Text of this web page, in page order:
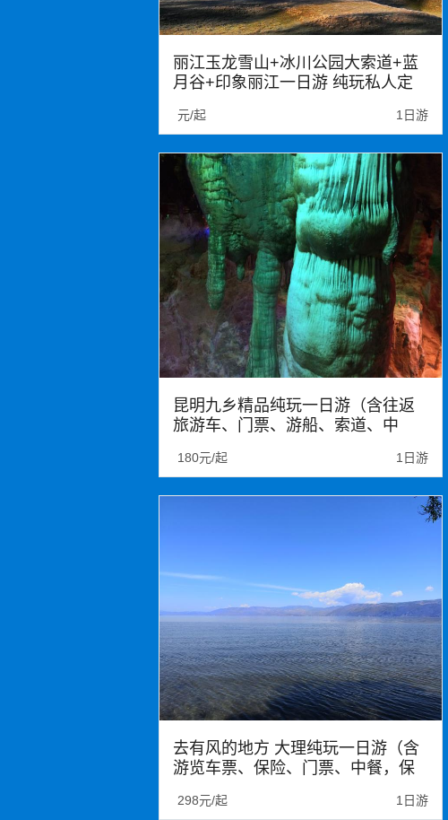
丽江玉龙雪山+冰川公园大索道+蓝
月谷+印象丽江一日游 纯玩私人定
元/起 1日游
玉龙雪山
昆明九乡精品纯玩一日游（含往返
旅游车、门票、游船、索道、中
180元/起 1日游
九乡
去有风的地方 大理纯玩一日游（含
游览车票、保险、门票、中餐，保
古镇 上关花索道
298元/起 1日游